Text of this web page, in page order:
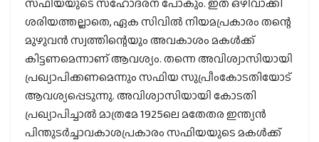
സഫിയയുടെ സഹോദരന് പോകും. ഇത് ഒഴിവാക്കി
ശരിയത്തല്ലാതെ, ഏക സിവില്‍ നിയമപ്രകാരം തന്റെ
മുഴുവന്‍ സ്വത്തിന്റെയും അവകാശം മകള്‍ക്ക്
കിട്ടണമെന്നാണ് ആവശ്യം. തന്നെ അവിശ്വാസിയായി
പ്രഖ്യാപിക്കണമെന്നും സഫിയ സുപ്രീംകോടതിയോട്
ആവശ്യപ്പെടുന്നു. അവിശ്വാസിയായി കോടതി
പ്രഖ്യാപിച്ചാല്‍ മാത്രമേ 1925ലെ മതേതര ഇന്ത്യന്‍
പിന്തുടര്‍ച്ചാവകാശപ്രകാരം സഫിയയുടെ മകള്‍ക്ക്